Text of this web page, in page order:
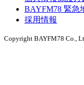
BAYFM78 緊急
採用情報
Copyright BAYFM78 Co.,